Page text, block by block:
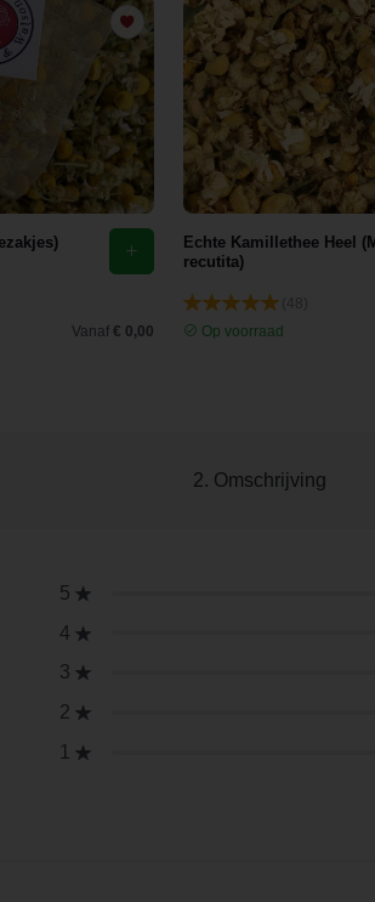
Vanaf € 0,00
Echte Kamillethee Heel
recutita)
Op voorraad
2. Omschrijving
5
4
3
2
1